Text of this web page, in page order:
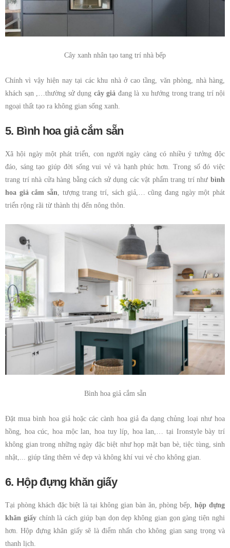
Cây xanh nhân tạo tang trí nhà bếp
Chính vì vậy hiện nay tại các khu nhà ở cao tầng, văn phòng, nhà hàng,
khách sạn ,…thường sử dụng cây giả đang là xu hướng trong trang trí nội
ngoại thất tạo ra không gian sống xanh.
5. Bình hoa giả cắm sẵn
Xã hội ngày một phát triển, con người ngày càng có nhiều ý tưởng độc
đáo, sáng tạo giúp đời sống vui vẻ và hạnh phúc hơn. Trong số đó việc
trang trí nhà cửa hàng bằng cách sử dụng các vật phẩm trang trí như bình
hoa giả cắm sẵn , tượng trang trí, sách giả,… cũng đang ngày một phát
triển rộng rãi từ thành thị đến nông thôn.
Bình hoa giả cắm sẵn
Đặt mua bình hoa giả hoặc các cành hoa giả đa dạng chủng loại như hoa
hồng, hoa cúc, hoa mộc lan, hoa tuy líp, hoa lan,… tại Ironstyle bày trí
không gian trong những ngày đặc biệt như họp mặt bạn bè, tiệc tùng, sinh
nhật,... giúp tăng thêm vẻ đẹp và không khí vui vẻ cho không gian.
6. Hộp đựng khăn giấy
Tại phòng khách đặc biệt là tại không gian bàn ăn, phòng bếp, hộp đựng
khăn giấy chính là cách giúp bạn dọn dẹp không gian gọn gàng tiện nghi
hơn. Hộp đựng khăn giấy sẽ là điểm nhấn cho không gian sang trọng và
thanh lịch.